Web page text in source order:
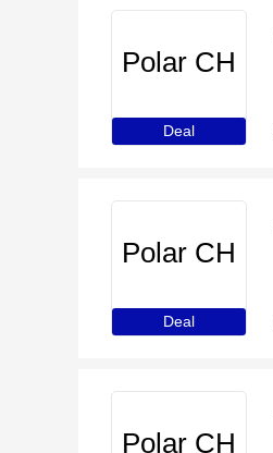
Polar CH
Deal
Polar CH
Deal
Polar CH